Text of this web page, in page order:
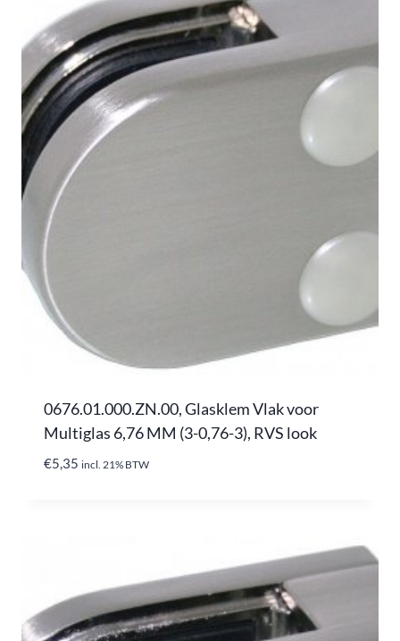
0676.01.000.ZN.00, Glasklem Vlak voor
Multiglas 6,76 MM (3-0,76-3), RVS look
€5,35 incl. 21% BTW